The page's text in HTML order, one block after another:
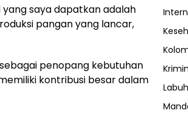
yang saya dapatkan adalah
pangan yang lancar,
penopang kebutuhan
kontribusi besar dalam